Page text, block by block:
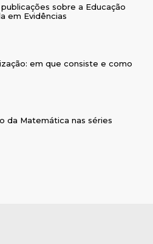
publicações sobre a Educação
em Evidências
em que consiste e como
da Matemática nas séries